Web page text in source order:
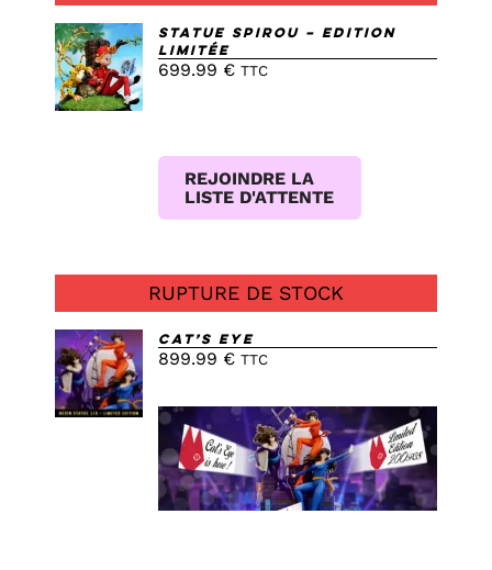
DETAILS
Statue Spirou – Edition
Limitée
699.99 € TTC
REJOINDRE LA
LISTE D'ATTENTE
RUPTURE DE STOCK
DETAILS
Cat’s Eye
899.99 € TTC